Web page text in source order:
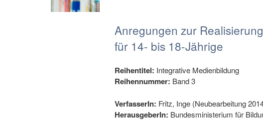
Anregungen zur
für 14- bis 18-Jährige
Reihentitel: Integrative Medienbildung
Reihennummer: Band 3
VerfasserIn: Fritz, Inge (Neubearbeitung
HerausgeberIn: Bundesministerium für